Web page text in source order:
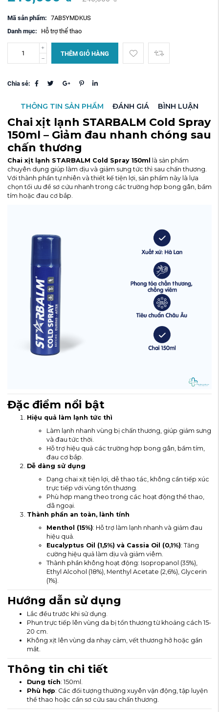
Mã sản phẩm: 7AB5YMDKUS
Danh mục:
Hỗ trợ thể thao
THÊM GIỎ HÀNG
Chia sẻ:
THÔNG TIN SẢN PHẨM ĐÁNH GIÁ BÌNH LUẬN
Chai xịt lạnh STARBALM Cold Spray
150ml – Giảm đau nhanh chóng sau
chấn thương
Chai xịt lạnh STARBALM Cold Spray 150ml
là sản phẩm
chuyên dụng giúp làm dịu và giảm sưng tức thì sau chấn thương.
Với thành phần tự nhiên và thiết kế tiện lợi, sản phẩm này là lựa
chọn tối ưu để sơ cứu nhanh trong các trường hợp bong gân, bầm
tím hoặc đau cơ bắp.
Đặc điểm nổi bật
Hiệu quả làm lạnh tức thì
Làm lạnh nhanh vùng bị chấn thương, giúp giảm sưng
và đau tức thời.
Hỗ trợ hiệu quả các trường hợp bong gân, bầm tím,
đau cơ bắp.
Dễ dàng sử dụng
Dạng chai xịt tiện lợi, dễ thao tác, không cần tiếp xúc
trực tiếp với vùng tổn thương.
Phù hợp mang theo trong các hoạt động thể thao,
dã ngoại.
Thành phần an toàn, lành tính
Menthol (15%): Hỗ trợ làm lạnh nhanh và giảm đau
hiệu quả.
Eucalyptus Oil (1,5%) và Cassia Oil (0,1%): Tăng
cường hiệu quả làm dịu và giảm viêm.
Thành phần không hoạt động: Isopropanol (35%),
Ethyl Alcohol (18%), Menthyl Acetate (2,6%), Glycerin
(1%).
Hướng dẫn sử dụng
Lắc đều trước khi sử dụng.
Phun trực tiếp lên vùng da bị tổn thương từ khoảng cách 15-
20 cm.
Không xịt lên vùng da nhạy cảm, vết thương hở hoặc gần
mắt.
Thông tin chi tiết
Dung tích: 150ml.
Phù hợp: Các đối tượng thường xuyên vận động, tập luyện
thể thao hoặc cần sơ cứu sau chấn thương.